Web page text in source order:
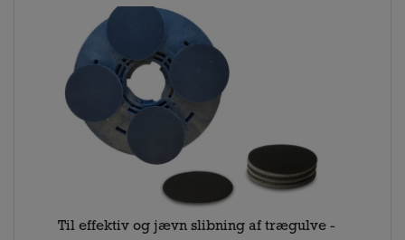
Til effektiv og jævn slibning af trægulve -